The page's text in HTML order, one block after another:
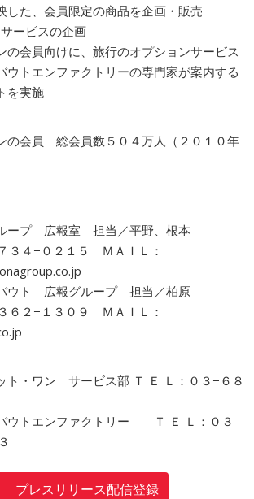
した、会員限定の商品を企画・販売
ービスの企画
の会員向けに、旅行のオプションサービス
ウトエンファクトリーの専門家が案内する
を実施
の会員 総会員数５０４万人（２０１０年
ープ 広報室 担当／平野、根本
３４−０２１５ ＭＡＩＬ：
ウト 広報グループ 担当／柏原
６２−１３０９ ＭＡＩＬ：
ト・ワン サービス部 Ｔ Ｅ Ｌ：０３−６８
ウトエンファクトリー Ｔ Ｅ Ｌ：０３
プレスリリース配信登録